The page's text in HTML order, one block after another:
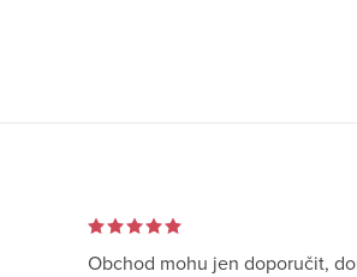
Obchod mohu jen doporučit,